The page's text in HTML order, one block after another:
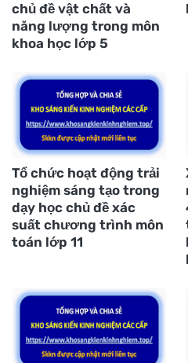
chủ đề vật chất và
năng lượng trong môn
khoa học lớp 5
Tổ chức hoạt động trải
nghiệm sáng tạo trong
dạy học chủ đề xác
suất chương trình môn
toán lớp 11